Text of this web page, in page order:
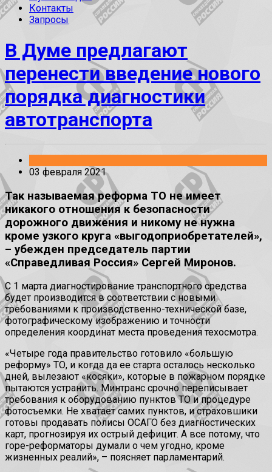
Контакты
Запросы
В Думе предлагают
перенести введение нового
порядка диагностики
автотранспорта
03 февраля 2021
Так называемая реформа ТО не имеет
никакого отношения к безопасности
дорожного движения и никому не нужна
кроме узкого круга «выгодоприобретателей»,
– убежден председатель партии
«Справедливая Россия» Сергей Миронов.
С 1 марта диагностирование транспортного средства
будет производится в соответствии с новыми
требованиями к производственно-технической базе,
фотографическому изображению и точности
определения координат места проведения техосмотра.
«Четыре года правительство готовило «большую
реформу» ТО, и когда да ее старта осталось несколько
дней, вылезают «косяки», которые в пожарном порядке
пытаются устранить. Минтранс срочно переписывает
требования к оборудованию пунктов ТО и процедуре
фотосъемки. Не хватает самих пунктов, и страховшики
готовы продавать полисы ОСАГО без диагностических
карт, прогнозируя их острый дефицит. А все потому, что
горе-реформаторы думали о чем угодно, кроме
жизненных реалий», – поясняет парламентарий.